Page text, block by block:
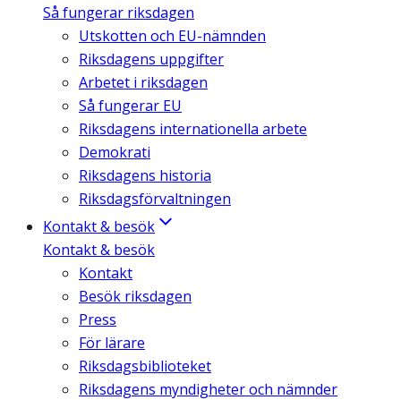
Så fungerar riksdagen
Utskotten och EU-nämnden
Riksdagens uppgifter
Arbetet i riksdagen
Så fungerar EU
Riksdagens internationella arbete
Demokrati
Riksdagens historia
Riksdagsförvaltningen
Kontakt & besök
Kontakt & besök
Kontakt
Besök riksdagen
Press
För lärare
Riksdagsbiblioteket
Riksdagens myndigheter och nämnder